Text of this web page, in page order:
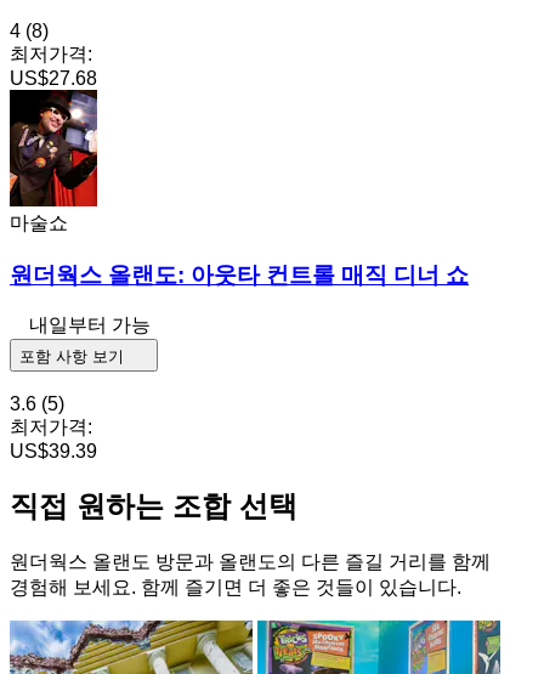
4 (8)
최저가격:
US$27.68
마술쇼
원더웍스 올랜도: 아웃타 컨트롤 매직 디너 쇼
내일부터 가능
포함 사항 보기
3.6 (5)
최저가격:
US$39.39
직접 원하는 조합 선택
원더웍스 올랜도 방문과 올랜도의 다른 즐길 거리를 함께
경험해 보세요. 함께 즐기면 더 좋은 것들이 있습니다.